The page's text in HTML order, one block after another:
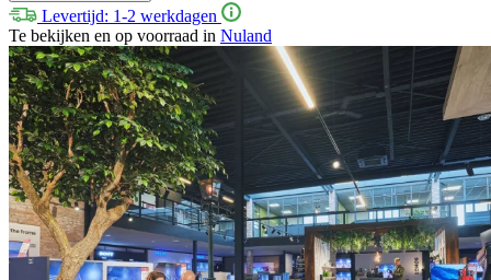
Levertijd: 1-2 werkdagen
Te bekijken en op voorraad in Nuland